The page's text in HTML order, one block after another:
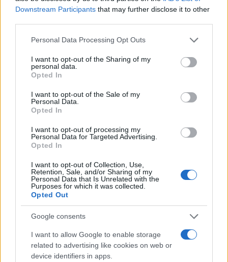
Downstream Participants that may further disclose it to other
Please note that this website/app uses one or more Google
not limited to your visit or usage behaviour. You may click to
grant or deny consent to Google and its third-party tags to
use your data for below specified purposes in below Google
consent section.
Personal Data Processing Opt Outs
I want to opt-out of the Sharing of my
personal data.
Opted In
I want to opt-out of the Sale of my
Personal Data.
Opted In
I want to opt-out of processing my
Personal Data for Targeted Advertising.
Opted In
I want to opt-out of Collection, Use,
Retention, Sale, and/or Sharing of my
Personal Data that Is Unrelated with the
Purposes for which it was collected.
Opted Out
Google consents
I want to allow Google to enable storage
related to advertising like cookies on web or
device identifiers in apps.
A 2023-ban telt házakat vonzó előadás főbb szerepeit
most Melnyik Tatyjana, Yakovleva Maria, az idei évad étoile-
ja és Beck Maria (Odette/Odile), Timofeev Dmitry, Scrivener
Radziush Mikalai és Melnyik Vlagyiszlav (Rothbart) alakítják.
Az előadásban a Magyar Nemzeti Balett mellett az Opera
balettiskolájaként működő Magyar Nemzeti Balettintézet
növendékei is közreműködnek. A Magyar Állami Operaház
művészeti vezetője, Thomas Herzog dirigálja.
A dubaji vendégjáték tíz előadásában összesen 283
művész és munkatárs vesz részt, a produkciók díszleteit,
kellékeit, jelmezeit és hangszereit öt konténer szállítja az
Öböl menti országba. A vendégszereplés minden költségét
a meghívó fél állja.